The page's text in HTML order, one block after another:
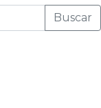
Buscar